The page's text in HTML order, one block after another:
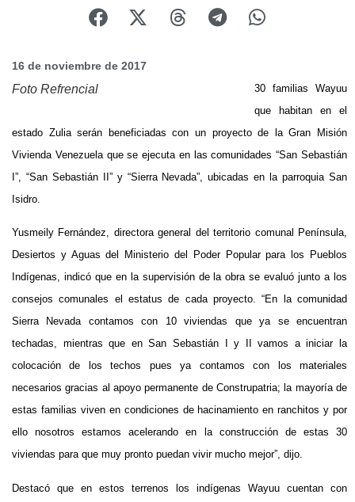
16 de noviembre de 2017
Foto Refrencial
30 familias Wayuu
que habitan en el
estado Zulia serán beneficiadas con un proyecto de la Gran Misión
Vivienda Venezuela que se ejecuta en las comunidades “San Sebastián
I”, “San Sebastián II” y “Sierra Nevada”, ubicadas en la parroquia San
Isidro.
Yusmeily Fernández, directora general del territorio comunal Península,
Desiertos y Aguas del Ministerio del Poder Popular para los Pueblos
Indígenas, indicó que en la supervisión de la obra se evaluó junto a los
consejos comunales el estatus de cada proyecto. “En la comunidad
Sierra Nevada contamos con 10 viviendas que ya se encuentran
techadas, mientras que en San Sebastián I y II vamos a iniciar la
colocación de los techos pues ya contamos con los materiales
necesarios gracias al apoyo permanente de Construpatria; la mayoría de
estas familias viven en condiciones de hacinamiento en ranchitos y por
ello nosotros estamos acelerando en la construcción de estas 30
viviendas para que muy pronto puedan vivir mucho mejor”, dijo.
Destacó que en estos terrenos los indígenas Wayuu cuentan con